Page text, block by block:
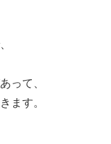
って、
ます。